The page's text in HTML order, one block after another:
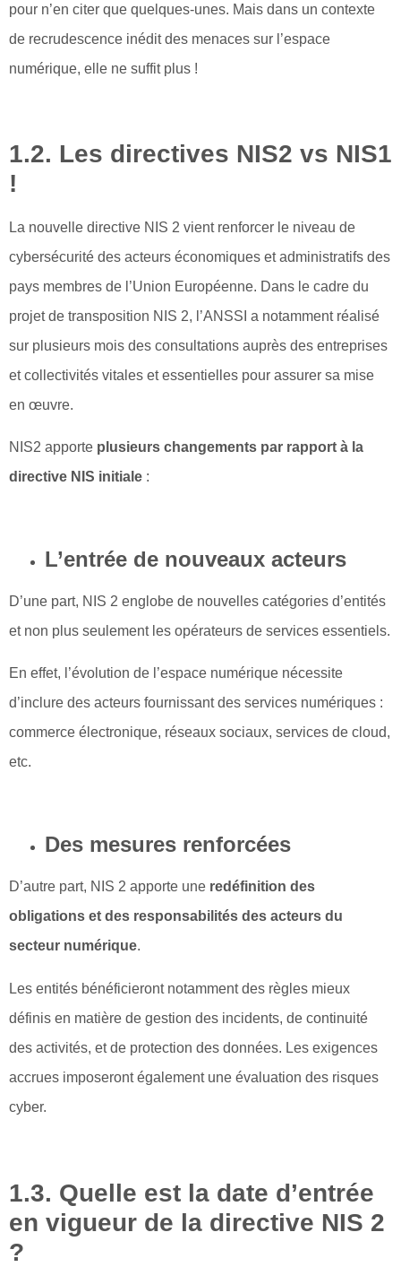
pour n’en citer que quelques-unes. Mais dans un contexte
de recrudescence inédit des menaces sur l’espace
numérique, elle ne suffit plus !
1.2. Les directives NIS2 vs NIS1
!
La nouvelle directive NIS 2 vient renforcer le niveau de
cybersécurité des acteurs économiques et administratifs des
pays membres de l’Union Européenne. Dans le cadre du
projet de transposition NIS 2, l’ANSSI a notamment réalisé
sur plusieurs mois des consultations auprès des entreprises
et collectivités vitales et essentielles pour assurer sa mise
en œuvre.
NIS2 apporte plusieurs changements par rapport à la
directive NIS initiale :
L’entrée de nouveaux acteurs
D’une part, NIS 2 englobe de nouvelles catégories d’entités
et non plus seulement les opérateurs de services essentiels.
En effet, l’évolution de l’espace numérique nécessite
d’inclure des acteurs fournissant des services numériques :
commerce électronique, réseaux sociaux, services de cloud,
etc.
Des mesures renforcées
D’autre part, NIS 2 apporte une redéfinition des
obligations et des responsabilités des acteurs du
secteur numérique.
Les entités bénéficieront notamment des règles mieux
définis en matière de gestion des incidents, de continuité
des activités, et de protection des données. Les exigences
accrues imposeront également une évaluation des risques
cyber.
1.3. Quelle est la date d’entrée
en vigueur de la directive NIS 2
?